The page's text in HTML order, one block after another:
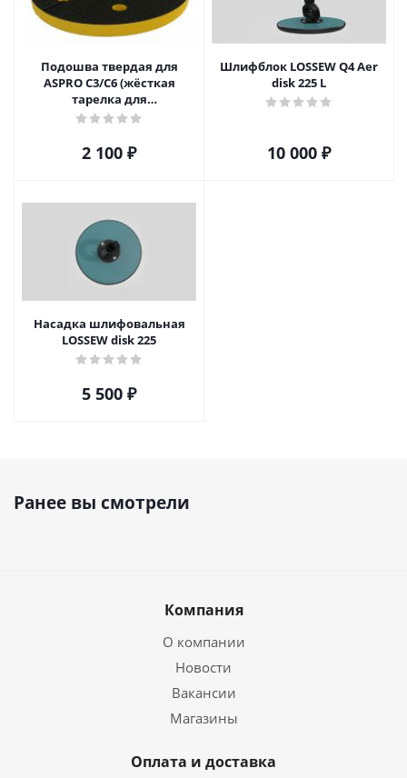
Подошва твердая для
ASPRO C3/C6 (жёсткая
тарелка для
шлифмашинки)
2 100 ₽
Шлифблок LOSSEW Q4 Aer
disk 225 L
10 000 ₽
Насадка шлифовальная
LOSSEW disk 225
5 500 ₽
Ранее вы смотрели
Компания
О компании
Новости
Вакансии
Магазины
Оплата и доставка